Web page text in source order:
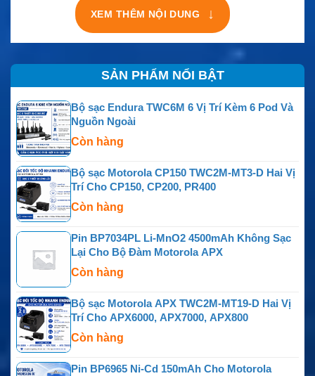
XEM THÊM NỘI DUNG ↓
SẢN PHẨM NỔI BẬT
Bộ sạc Endura TWC6M 6 Vị Trí Kèm 6 Pod Và
Nguồn Ngoài
Còn hàng
Bộ sạc Motorola CP150 TWC2M-MT3-D Hai Vị
Trí Cho CP150, CP200, PR400
Còn hàng
Pin BP7034PL Li-MnO2 4500mAh Không Sạc
Lại Cho Bộ Đàm Motorola APX
Còn hàng
Bộ sạc Motorola APX TWC2M-MT19-D Hai Vị
Trí Cho APX6000, APX7000, APX800
Còn hàng
Pin BP6965 Ni-Cd 150mAh Cho Motorola